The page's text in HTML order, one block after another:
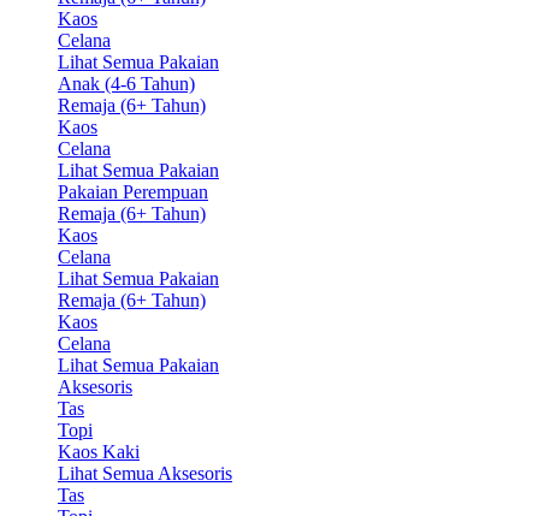
Kaos
Celana
Lihat Semua Pakaian
Anak (4-6 Tahun)
Remaja (6+ Tahun)
Kaos
Celana
Lihat Semua Pakaian
Pakaian Perempuan
Remaja (6+ Tahun)
Kaos
Celana
Lihat Semua Pakaian
Remaja (6+ Tahun)
Kaos
Celana
Lihat Semua Pakaian
Aksesoris
Tas
Topi
Kaos Kaki
Lihat Semua Aksesoris
Tas